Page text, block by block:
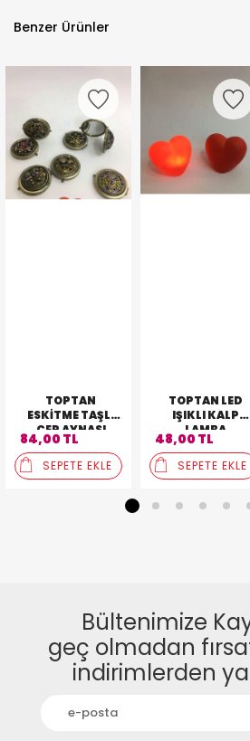
Benzer Ürünler
TOPTAN
ESKITME TAŞLI
CEP AYNASI
84,00 TL
SEPETE EKLE
TOPTAN LED
IŞIKLI KALP
LAMBA
48,00 TL
SEPETE EKLE
2 3 4 5
Bültenimize
geç olmadan
indirimlerden